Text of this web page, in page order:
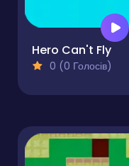
Hero Can't Fly
0 (0 Голосів)